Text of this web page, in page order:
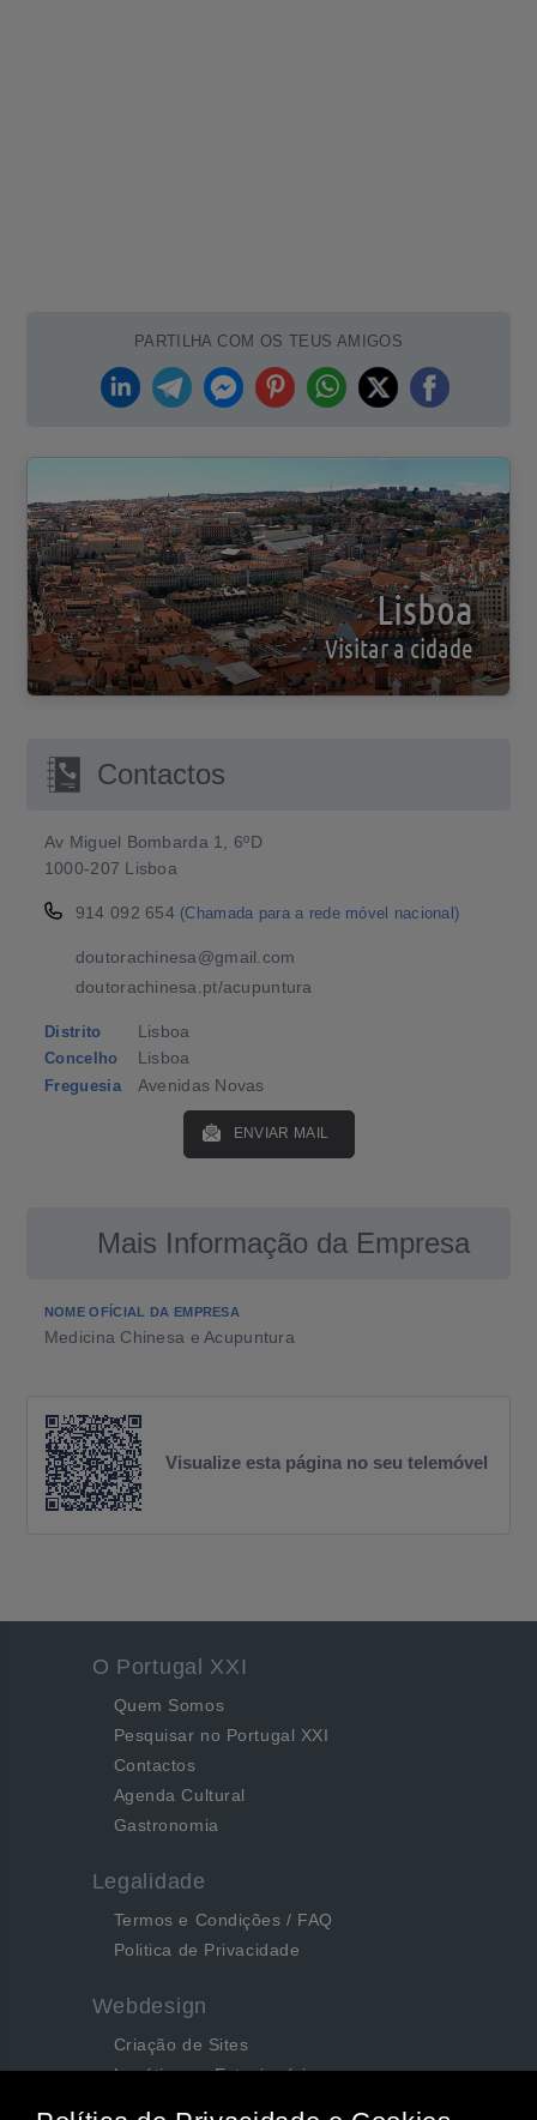
PARTILHA COM OS TEUS AMIGOS
Lisboa
Visitar a cidade
Contactos
Av Miguel Bombarda 1, 6ºD
1000-207 Lisboa
914 092 654 (Chamada para a rede móvel nacional)
doutorachinesa@gmail.com
doutorachinesa.pt/acupuntura
Distrito Lisboa
Concelho Lisboa
Freguesia Avenidas Novas
ENVIAR MAIL
Mais Informação da Empresa
NOME OFÍCIAL DA EMPRESA
Medicina Chinesa e Acupuntura
Visualize esta página no seu telemóvel
O Portugal XXI
Quem Somos
Pesquisar no Portugal XXI
Contactos
Agenda Cultural
Gastronomia
Legalidade
Termos e Condições / FAQ
Politica de Privacidade
Webdesign
Criação de Sites
Logótipos e Estacionários